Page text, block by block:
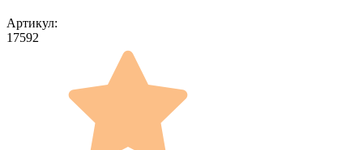
Артикул:
17592